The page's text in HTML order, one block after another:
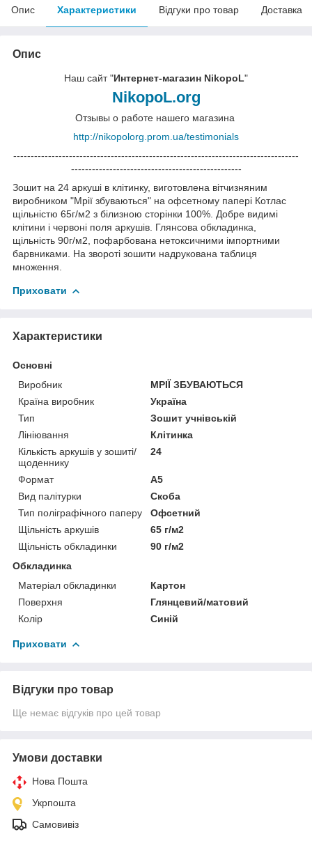
Опис Характеристики Відгуки про товар Доставка
Опис
Наш сайт "Интернет-магазин NikopoL"
NikopoL.org
Отзывы о работе нашего магазина
http://nikopolorg.prom.ua/testimonials
----------------------------------------------------------------------------------
-------------------------------------------------
Зошит на 24 аркуші в клітинку, виготовлена вітчизняним
виробником "Мрії збуваються" на офсетному папері Котлас
щільністю 65г/м2 з білизною сторінки 100%. Добре видимі
клітини і червоні поля аркушів. Глянсова обкладинка,
щільність 90г/м2, пофарбована нетоксичними імпортними
барвниками. На звороті зошити надрукована таблиця
множення.
Приховати
Характеристики
Основні
Виробник
МРІЇ ЗБУВАЮТЬСЯ
Країна виробник
Україна
Тип
Зошит учнівській
Лініювання
Клітинка
Кількість аркушів у зошиті/
щоденнику
24
Формат
A5
Вид палітурки
Скоба
Тип поліграфічного паперу
Офсетний
Щільність аркушів
65 г/м2
Щільність обкладинки
90 г/м2
Обкладинка
Матеріал обкладинки
Картон
Поверхня
Глянцевий/матовий
Колір
Синій
Приховати
Відгуки про товар
Ще немає відгуків про цей товар
Умови доставки
Нова Пошта
Укрпошта
Самовивіз